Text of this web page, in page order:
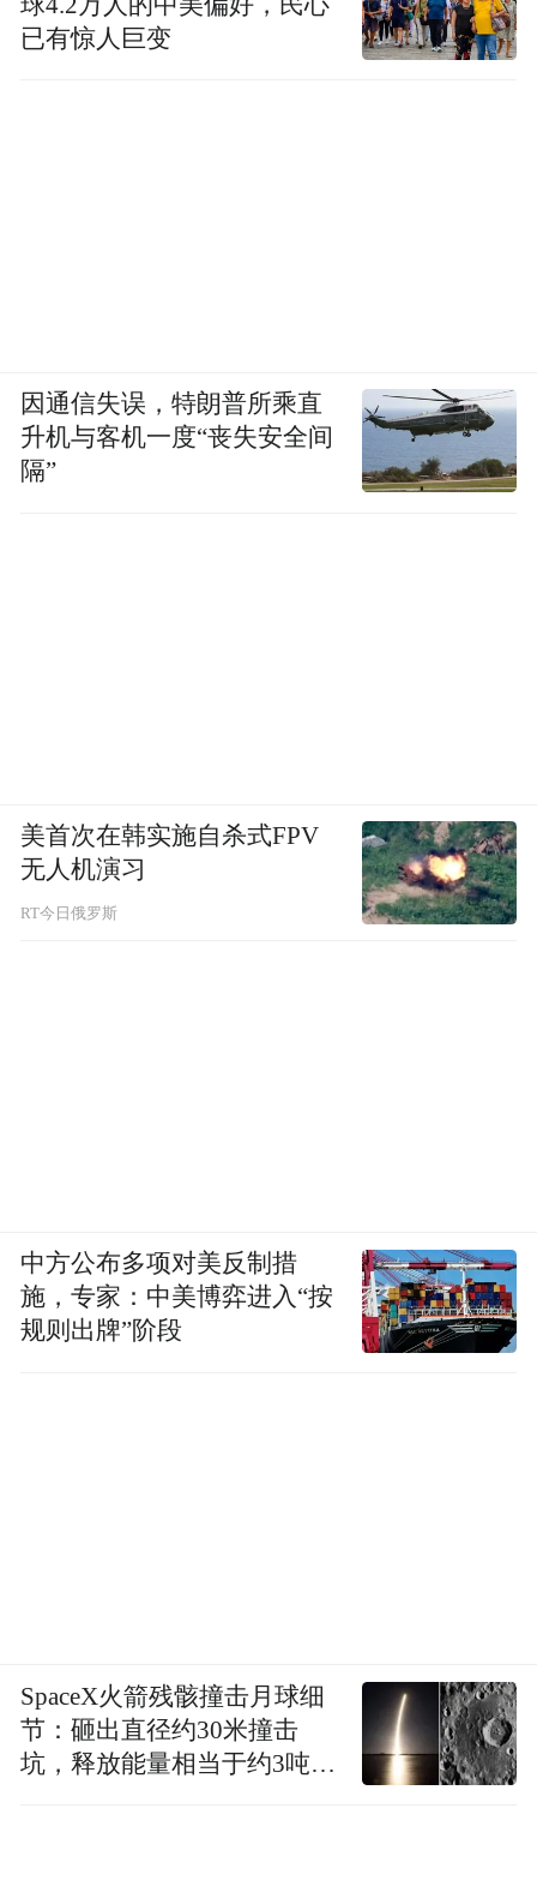
已有惊人巨变
因通信失误，特朗普所乘直
升机与客机一度“丧失安全间
隔”
美首次在韩实施自杀式FPV
无人机演习
RT今日俄罗斯
中方公布多项对美反制措
施，专家：中美博弈进入“按
规则出牌”阶段
SpaceX火箭残骸撞击月球细
节：砸出直径约30米撞击
坑，释放能量相当于约3吨